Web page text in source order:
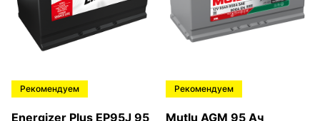
Рекомендуем
Energizer Plus EP95J 95
Рекомендуем
Mutlu AGM 95 Ач